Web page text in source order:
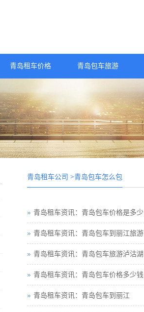
青岛租车价格 青岛包车旅游
青岛租车公司 >青岛包车怎么包
青岛租车资讯：青岛包车价格是多少
青岛租车资讯：青岛包车到丽江旅游
青岛租车资讯：青岛包车旅游泸沽湖
青岛租车资讯：青岛包车价格多少钱
青岛租车资讯：青岛包车到丽江